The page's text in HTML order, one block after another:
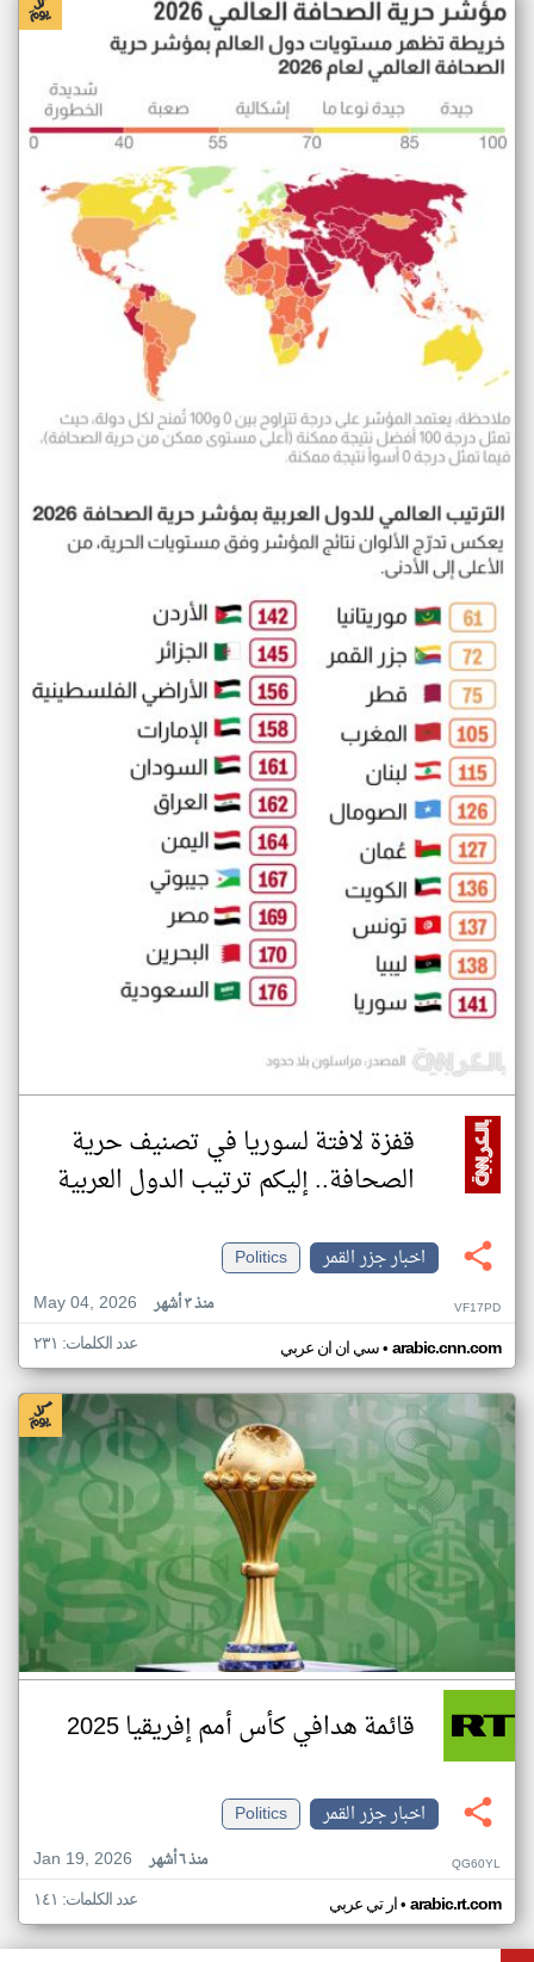
قفزة لافتة لسوريا في تصنيف حرية
الصحافة.. إليكم ترتيب الدول العربية
اخبار جزر القمر
Politics
May 04, 2026
منذ ٣ أشهر VF17PD
سي ان ان عربي• arabic.cnn.com عدد الكلمات: ٢٣١
قائمة هدافي كأس أمم إفريقيا 2025
اخبار جزر القمر
Politics
Jan 19, 2026
منذ ٦ أشهر QG60YL
ار تي عربي• arabic.rt.com عدد الكلمات: ١٤١